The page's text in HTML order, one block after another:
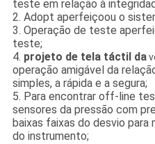
teste em relação à
2. Adopt aperfeiçoou o
3. Operação de teste
teste;
4. projeto de tela táctil da
operação amigável da
simples, a rápida e a segura;
5. Para encontrar off-line
sensores da pressão com
baixas faixas do desvio
do instrumento;